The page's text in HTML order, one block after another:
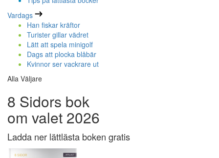
Vardags
Han fiskar kräftor
Turister gillar vädret
Lätt att spela minigolf
Dags att plocka blåbär
Kvinnor ser vackrare ut
Alla Väljare
8 Sidors bok
om valet 2026
Ladda ner lättlästa boken gratis